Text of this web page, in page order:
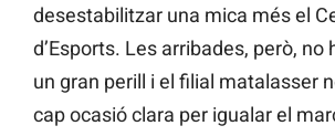
desestabilitzar una mica més el
d’Esports. Les arribades, però, no
un gran perill i el filial matalasser
cap ocasió clara per igualar el